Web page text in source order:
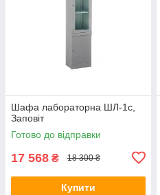
Шафа лабораторна ШЛ-1с,
Заповіт
Готово до відправки
17 568 ₴ 18 300 ₴
Купити